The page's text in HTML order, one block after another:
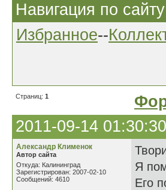
Навигация по сайту
Избранное--
Страниц: 1
2011-09-14 01:30:30
Александр Клименок
Автор сайта
Откуда: Калининград
Зарегистрирован: 2007-02-10
Сообщений: 4610
Я
Его